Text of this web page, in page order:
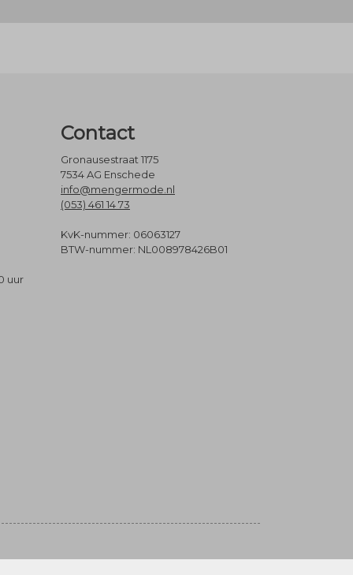
uur
Contact
Gronausestraat 1175
7534 AG Enschede
info@mengermode.nl
(053) 461 14 73
KvK-nummer: 06063127
BTW-nummer: NL008978426B01